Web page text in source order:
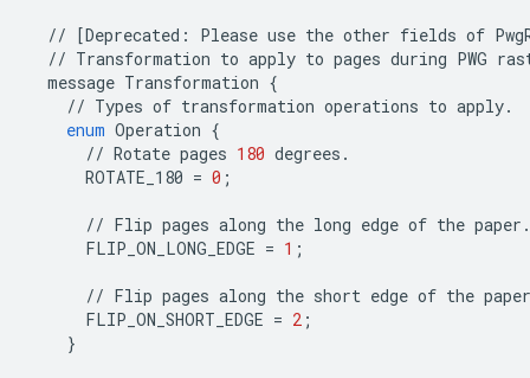
// [Deprecated : Please use the other fields of
// Transformation to apply to pages during PWG
message Transformation {
// Types of transformation operations to apply.
enum Operation {
// Rotate pages 180 degrees .
ROTATE_180 = 0 ;
// Flip pages along the long edge of the paper .
FLIP_ON_LONG_EDGE = 1 ;
// Flip pages along the short edge of the paper
FLIP_ON_SHORT_EDGE = 2 ;
}